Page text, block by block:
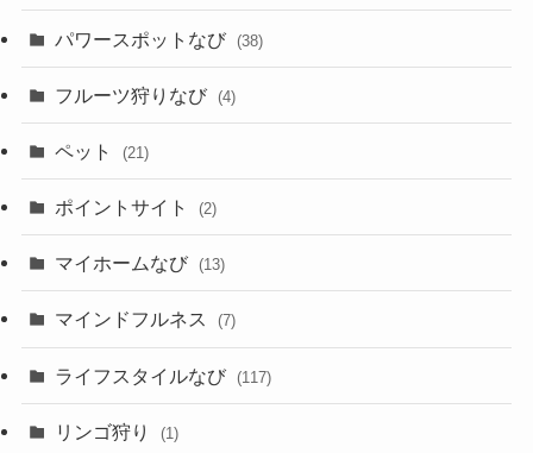
パワースポットなび (38)
フルーツ狩りなび (4)
ペット (21)
ポイントサイト (2)
マイホームなび (13)
マインドフルネス (7)
ライフスタイルなび (117)
リンゴ狩り (1)